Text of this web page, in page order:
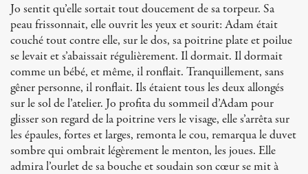
Jo sentit qu’elle sortait tout doucement de sa torpeur. Sa
peau frissonnait, elle ouvrit les yeux et sourit: Adam était
couché tout contre elle, sur le dos, sa poitrine plate et poilue
se levait et s’abaissait régulièrement. Il dormait. Il dormait
comme un bébé, et même, il ronflait. Tranquillement, sans
gêner personne, il ronflait. Ils étaient tous les deux allongés
sur le sol de l’atelier. Jo profita du sommeil d’Adam pour
glisser son regard de la poitrine vers le visage, elle s’arrêta sur
les épaules, fortes et larges, remonta le cou, remarqua le duvet
sombre qui ombrait légèrement le menton, les joues. Elle
admira l’ourlet de sa bouche et soudain son cœur se mit à